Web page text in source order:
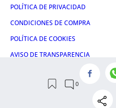
POLÍTICA DE PRIVACIDAD
CONDICIONES DE COMPRA
POLÍTICA DE COOKIES
AVISO DE TRANSPARENCIA
© 2026 El León de El